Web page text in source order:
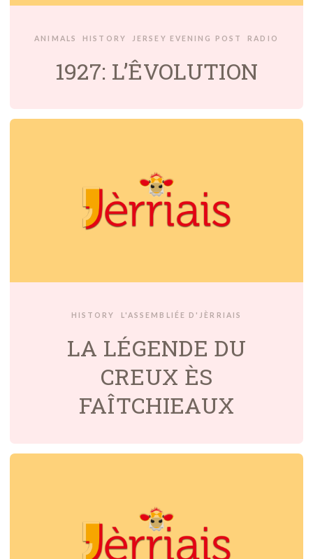
ANIMALS HISTORY JERSEY EVENING POST RADIO
1927: L’ÊVOLUTION
HISTORY L'ASSEMBLIÉE D'JÈRRIAIS
LA LÉGENDE DU
CREUX ÈS
FAÎTCHIEAUX